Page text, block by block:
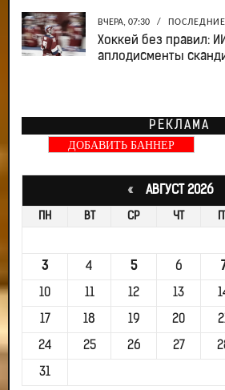
ВЧЕРА, 07:30 /
Хоккей без правил:
аплодисменты
РЕКЛАМА
ДОБАВИТЬ БАННЕР
«АВГУСТ 2026
ПН ВТ СР ЧТ
3 4 5 6
10 11 12 13
17 18 19 20
24 25 26 27
31